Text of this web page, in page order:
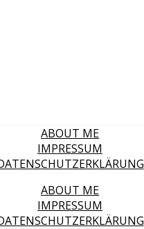
ABOUT ME
IMPRESSUM
ABOUT ME
IMPRESSUM